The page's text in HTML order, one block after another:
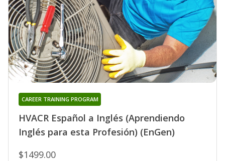
HVACR Español a Inglés (Aprendiendo
Inglés para esta Profesión) (EnGen)
CAREER TRAINING PROGRAM
$1499.00